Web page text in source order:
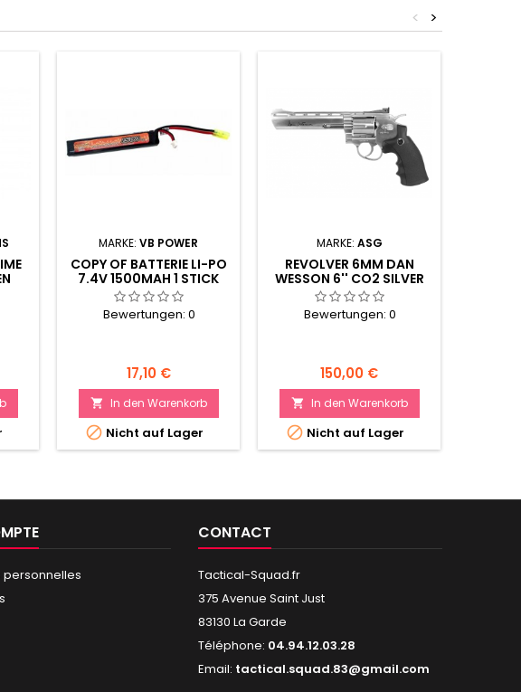
>
<
MARKE: VB POWER
COPY OF BATTERIE LI-PO
7.4V 1500MAH 1 STICK
Bewertungen: 0
Preis
17,10 €
 In den Warenkorb
 Nicht auf Lager
MARKE: ASG
REVOLVER 6MM DAN
WESSON 6'' CO2 SILVER
Bewertungen: 0
Preis
150,00 €
 In den Warenkorb
 Nicht auf Lager
CONTACT
Tactical-Squad.fr
375 Avenue Saint Just
83130 La Garde
Téléphone: 04.94.12.03.28
Email: tactical.squad.83@gmail.com